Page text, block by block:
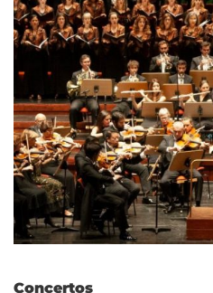
Concertos